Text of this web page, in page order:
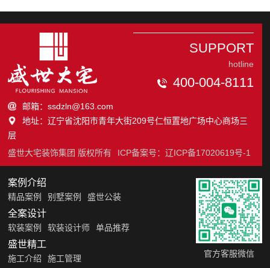
SUPPORT
hotline
400-004-8111
邮箱：ssdzln@163.com
地址：辽宁省沈阳市青年大街209号仁恒置地广场中心商场三
层
盛世大宅装饰集团 版权所有
ICP备案号：辽ICP备17020619号-1
案例介绍
精品案例 别墅案例 盛世公装
全案设计
软装案例 软装设计师 单品推荐
盛世精工
施工介绍 施工管理
官方客服微信